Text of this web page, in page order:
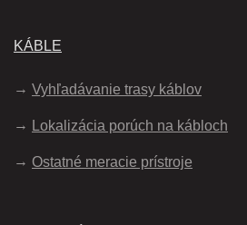
KÁBLE
Vyhľadávanie trasy káblov
Lokalizácia porúch na kábloch
Ostatné meracie prístroje